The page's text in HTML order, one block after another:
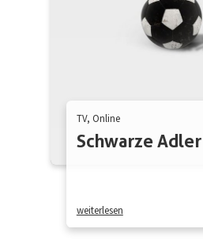
TV, Online
Schwarze Adler
weiterlesen